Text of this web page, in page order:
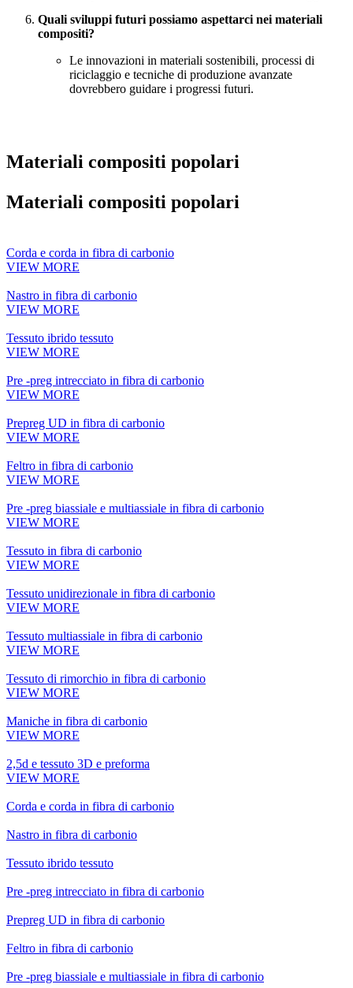
Quali sviluppi futuri possiamo aspettarci nei materiali
compositi?
Le innovazioni in materiali sostenibili, processi di
riciclaggio e tecniche di produzione avanzate
dovrebbero guidare i progressi futuri.
Materiali compositi popolari
Materiali compositi popolari
Corda e corda in fibra di carbonio
VIEW MORE
Nastro in fibra di carbonio
VIEW MORE
Tessuto ibrido tessuto
VIEW MORE
Pre -preg intrecciato in fibra di carbonio
VIEW MORE
Prepreg UD in fibra di carbonio
VIEW MORE
Feltro in fibra di carbonio
VIEW MORE
Pre -preg biassiale e multiassiale in fibra di carbonio
VIEW MORE
Tessuto in fibra di carbonio
VIEW MORE
Tessuto unidirezionale in fibra di carbonio
VIEW MORE
Tessuto multiassiale in fibra di carbonio
VIEW MORE
Tessuto di rimorchio in fibra di carbonio
VIEW MORE
Maniche in fibra di carbonio
VIEW MORE
2,5d e tessuto 3D e preforma
VIEW MORE
Corda e corda in fibra di carbonio
Nastro in fibra di carbonio
Tessuto ibrido tessuto
Pre -preg intrecciato in fibra di carbonio
Prepreg UD in fibra di carbonio
Feltro in fibra di carbonio
Pre -preg biassiale e multiassiale in fibra di carbonio